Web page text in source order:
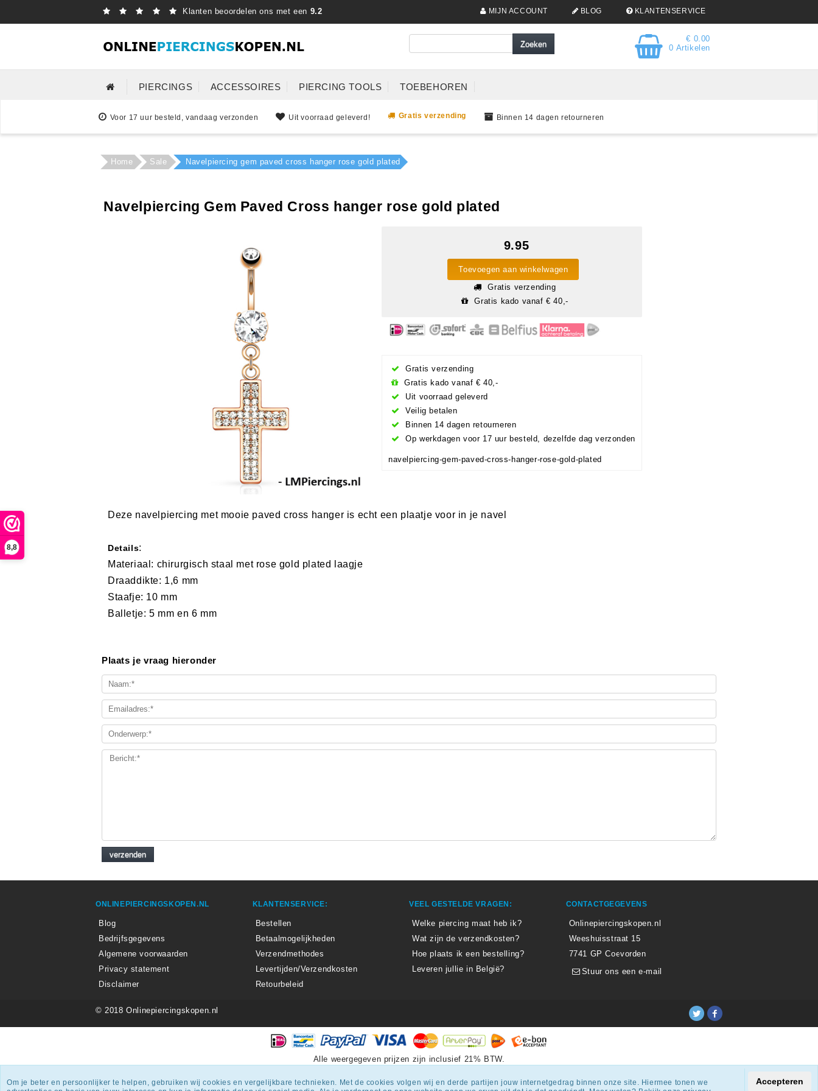
8,8
Klanten beoordelen ons met een 9.2 MIJN ACCOUNT BLOG KLANTENSERVICE
€ 0.00
0 Artikelen
PIERCINGS ACCESSOIRES PIERCING TOOLS TOEBEHOREN
Voor 17 uur besteld, vandaag verzonden Uit voorraad geleverd! Gratis verzending Binnen 14 dagen retourneren
Home Sale Navelpiercing gem paved cross hanger rose gold plated
Navelpiercing Gem Paved Cross hanger rose gold plated
9.95
Toevoegen aan winkelwagen
Gratis verzending
Gratis kado vanaf € 40,-
Gratis verzending
Gratis kado vanaf € 40,-
Uit voorraad geleverd
Veilig betalen
Binnen 14 dagen retourneren
Op werkdagen voor 17 uur besteld, dezelfde dag verzonden
navelpiercing-gem-paved-cross-hanger-rose-gold-plated
Deze navelpiercing met mooie paved cross hanger is echt een plaatje voor in je navel
Details:
Materiaal: chirurgisch staal met rose gold plated laagje
Draaddikte: 1,6 mm
Staafje: 10 mm
Balletje: 5 mm en 6 mm
Plaats je vraag hieronder
ONLINEPIERCINGSKOPEN.NL
Blog
Bedrijfsgegevens
Algemene voorwaarden
Privacy statement
Disclaimer
KLANTENSERVICE:
Bestellen
Betaalmogelijkheden
Verzendmethodes
Levertijden/Verzendkosten
Retourbeleid
VEEL GESTELDE VRAGEN:
Welke piercing maat heb ik?
Wat zijn de verzendkosten?
Hoe plaats ik een bestelling?
Leveren jullie in België?
CONTACTGEGEVENS
Onlinepiercingskopen.nl
Weeshuisstraat 15
7741 GP Coevorden
Stuur ons een e-mail
© 2018 Onlinepiercingskopen.nl
Alle weergegeven prijzen zijn inclusief 21% BTW.
Onlinepiercingskopen.nlkrijgt een beoordelingvan 8.3/10uit1807beoordelingen.
Om je beter en persoonlijker te helpen, gebruiken wij cookies en vergelijkbare technieken. Met de cookies volgen wij en derde partijen jouw internetgedrag binnen onze site. Hiermee tonen we
Accepteren